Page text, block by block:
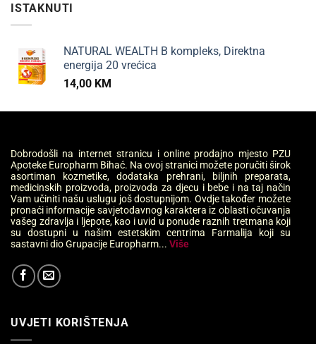
ISTAKNUTI
NATURAL WEALTH B kompleks, Direktna
energija 20 vrećica
14,00 KM
Dobrodošli na internet stranicu i online prodajno mjesto PZU
Apoteke Europharm Bihać. Na ovoj stranici možete poručiti širok
asortiman kozmetike, dodataka prehrani, biljnih preparata,
medicinskih proizvoda, proizvoda za djecu i bebe i na taj način
Vam učiniti našu uslugu još dostupnijom. Ovdje također možete
pronaći informacije savjetodavnog karaktera iz oblasti očuvanja
vašeg zdravlja i ljepote, kao i uvid u ponude raznih tretmana koji
su dostupni u našim estetskim centrima Farmalija koji su
sastavni dio Grupacije Europharm... Više
UVJETI KORIŠTENJA